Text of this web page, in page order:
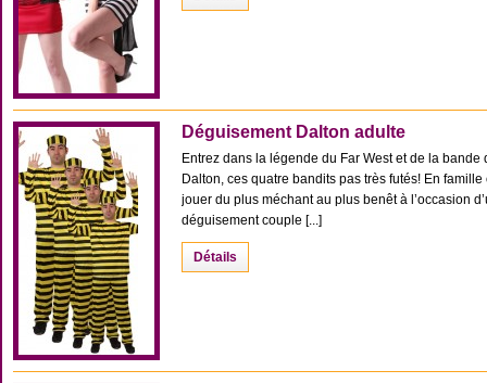
Déguisement Dalton adulte
Entrez dans la légende du Far West et de la
Dalton, ces quatre bandits pas très futés! En
jouer du plus méchant au plus benêt à l’occasion
déguisement couple [...]
Détails